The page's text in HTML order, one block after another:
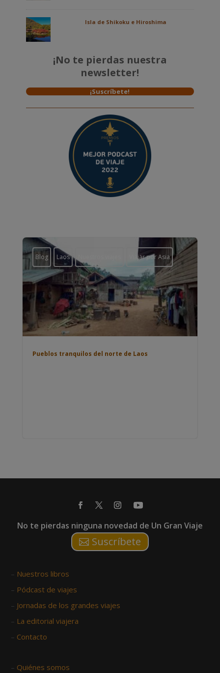
Isla de Shikoku e Hiroshima
¡No te pierdas nuestra
newsletter!
¡Suscríbete!
Blog Laos Viajar por Asia
Pueblos tranquilos del norte de Laos
No te pierdas ninguna novedad de Un Gran Viaje
Suscríbete
– Nuestros libros
– Pódcast de viajes
– Jornadas de los grandes viajes
– La editorial viajera
– Contacto
– Quiénes somos